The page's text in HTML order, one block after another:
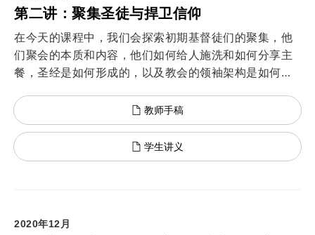
第二讲：聚集圣徒与捍卫信仰
在今天的课程中，我们会探索初期基督徒们的聚集，他
们聚会的本质和内容，他们如何给人施洗和如何分享主
餐，圣经是如何形成的，以及教会的领袖架构是如何建
教师手稿
学生讲义
2020年12月